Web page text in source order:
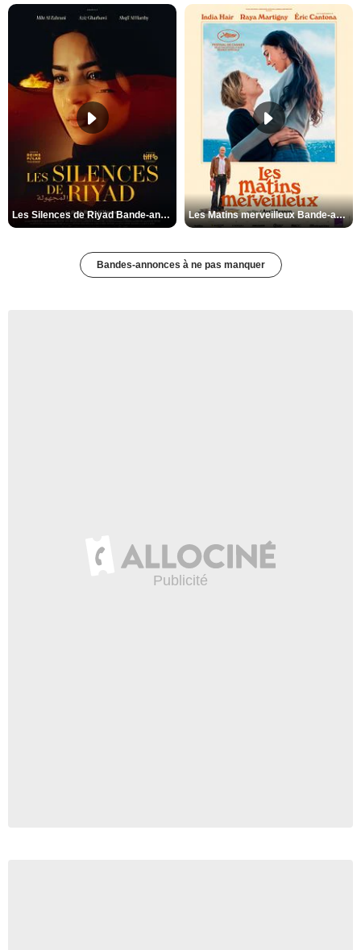
Les Silences de Riyad Bande-annonce VO STFR Les Matins merveilleux Bande-annonce VF
Bandes-annonces à ne pas manquer